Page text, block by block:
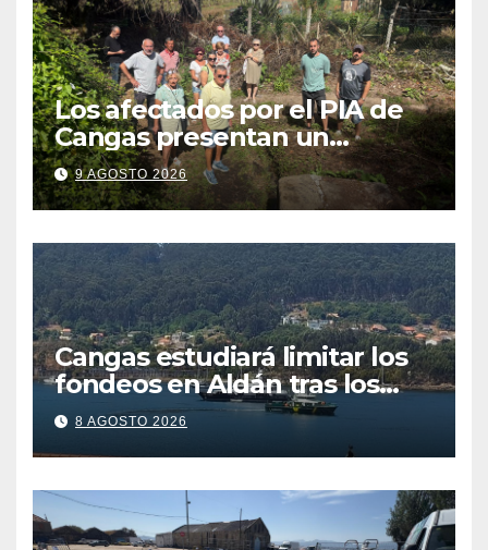
Los afectados por el PIA de
Cangas presentan un
recurso: “Lo vamos a luchar”
9 AGOSTO 2026
Cangas estudiará limitar los
fondeos en Aldán tras los
últimos episodios de
contaminación en Arneles
8 AGOSTO 2026